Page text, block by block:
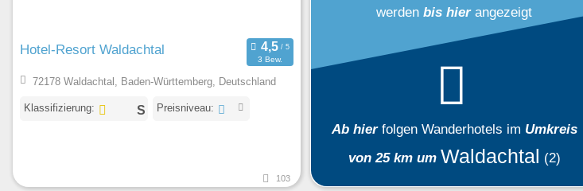
Hotel-Resort Waldachtal
3 Bew.
72178 Waldachtal, Baden-Württemberg, Deutschland
Klassifizierung: Preisniveau:
103
werden bis hierangezeigt
Ab hier folgen Wanderhotels im Umkreis
von 25 km um Waldachtal (2)